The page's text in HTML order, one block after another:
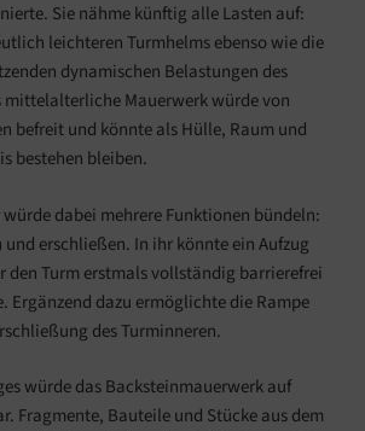
Sie nähme künftig alle Lasten auf:
leichteren Turmhelms ebenso wie die
dynamischen Belastungen des
mittelalterliche Mauerwerk würde von
befreit und könnte als Hülle, Raum und
bestehen bleiben.
dabei mehrere Funktionen bündeln:
erschließen. In ihr könnte ein Aufzug
den Turm erstmals vollständig barrierefrei
Ergänzend dazu ermöglichte die Rampe
des Turminneren.
würde das Backsteinmauerwerk auf
Fragmente, Bauteile und Stücke aus dem